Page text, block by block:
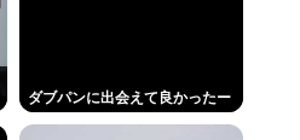
満場一致で決まる
年求刑の翌週にバームクーヘ
なしとX民に批判される
ダブパンに出会えて良かったー